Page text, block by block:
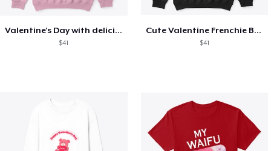
Valentine's Day with delicious food
$41
Cute Valentine Frenchie Bulldog
$41